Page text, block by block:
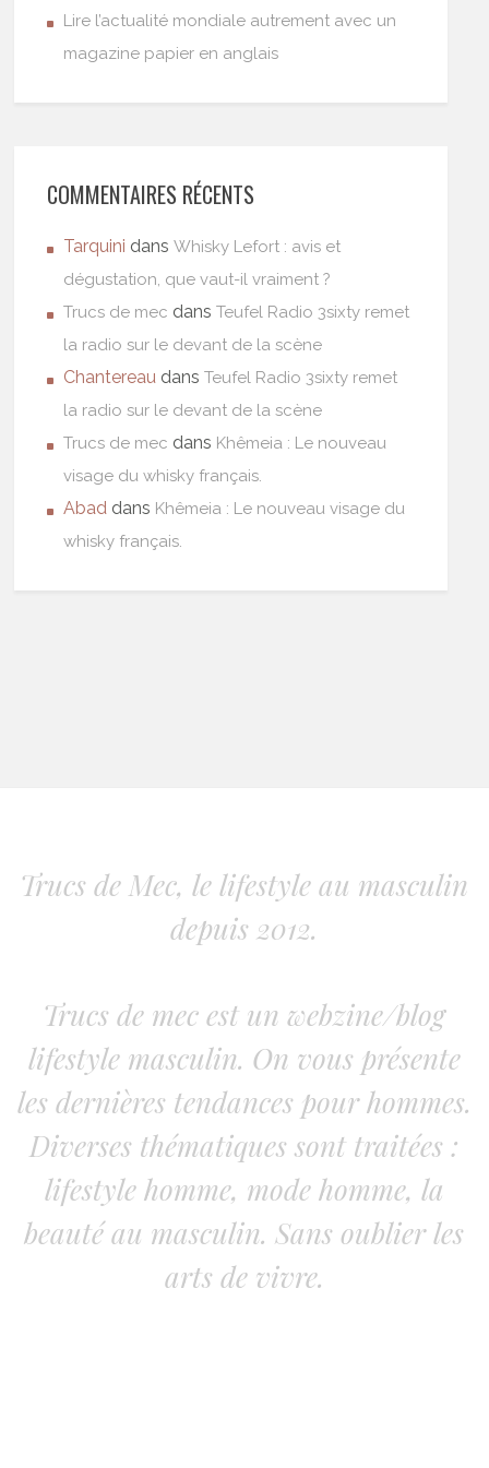
Lire l’actualité mondiale autrement avec un
magazine papier en anglais
COMMENTAIRES RÉCENTS
Tarquini dansWhisky Lefort : avis et
dégustation, que vaut-il vraiment ?
Trucs de mec dansTeufel Radio 3sixty remet
la radio sur le devant de la scène
Chantereau dansTeufel Radio 3sixty remet
la radio sur le devant de la scène
Trucs de mec dans Khêmeia : Le nouveau
visage du whisky français.
Abad dans Khêmeia : Le nouveau visage du
whisky français.
Trucs de Mec, le lifestyle au masculin
depuis 2012.
Trucs de mec est un webzine/blog
lifestyle masculin. On vous présente
les dernières tendances pour hommes.
Diverses thématiques sont traitées :
lifestyle homme, mode homme, la
beauté au masculin. Sans oublier les
arts de vivre.